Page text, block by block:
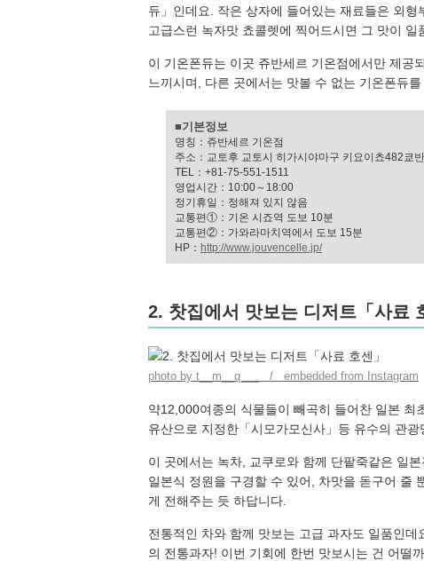
듀」인데요. 작은 상자에 들어있는 재료들은 외
고급스런 녹자맛 쵸콜렛에 찍어드시면 그 맛이 일
이 기온폰듀는 이곳 쥬반세르 기온점에서만 제공
느끼시며, 다른 곳에서는 맛볼 수 없는 기온폰듀
■기본정보
명칭：쥬반세르 기온점
주소：교토후 교토시 히가시야마구 키요이쵸482쿄
TEL：+81-75-551-1511
영업시간：10:00～18:00
정기휴일：정해져 있지 않음
교통편①：기온 시죠역 도보 10분
교통편②：가와라마치역에서 도보 15분
HP： http://www.jouvencelle.jp/
2. 찻집에서 맛보는 디저트「사료
photo by t__m__q___ / embedded from Instagram
약12,000여종의 식물들이 빼곡히 들어찬 일본 최
유산으로 지정한「시모가모신사」등 유수의 관
이 곳에서는 녹차, 교쿠로와 함께 단팥죽같은 일
일본식 정원을 구경할 수 있어, 차맛을 돋구어 줄
게 전해주는 듯 하답니다.
전통적인 차와 함께 맛보는 고급 과자도 일품인
의 전통과자! 이번 기회에 한번 맛보시는 건 어떨